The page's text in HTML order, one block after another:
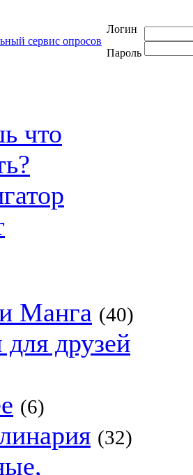
Логин
Пароль
Манга (40)
друзей
(6)
(32)